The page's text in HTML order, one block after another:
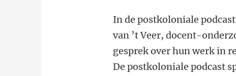
In de postkoloniale
van ’t Veer, docent-
gesprek over hun werk in
De postkoloniale podcast